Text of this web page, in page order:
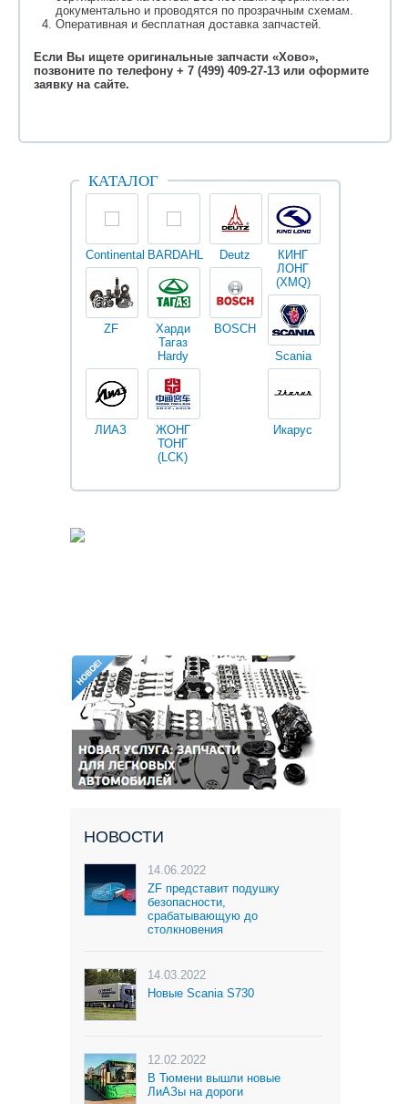
документально и проводятся по прозрачным схемам.
Оперативная и бесплатная доставка запчастей.
Если Вы ищете оригинальные запчасти «Хово»,
позвоните по телефону + 7 (499) 409-27-13 или оформите
заявку на сайте.
КАТАЛОГ
Continental BARDAHL Deutz
ZF
Харди
Тагаз
Hardy
BOSCH
ЛИАЗ
ЖОНГ
ТОНГ
(LCK)
КИНГ
ЛОНГ
(XMQ)
Scania
Икарус
НОВОСТИ
14.06.2022
ZF представит подушку
безопасности,
срабатывающую до
столкновения
14.03.2022
Новые Scania S730
12.02.2022
В Тюмени вышли новые
ЛиАЗы на дороги